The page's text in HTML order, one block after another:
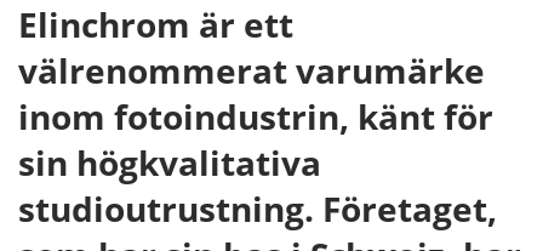
Elinchrom är ett
välrenommerat varumärke
inom fotoindustrin, känt för
sin högkvalitativa
studioutrustning. Företaget,